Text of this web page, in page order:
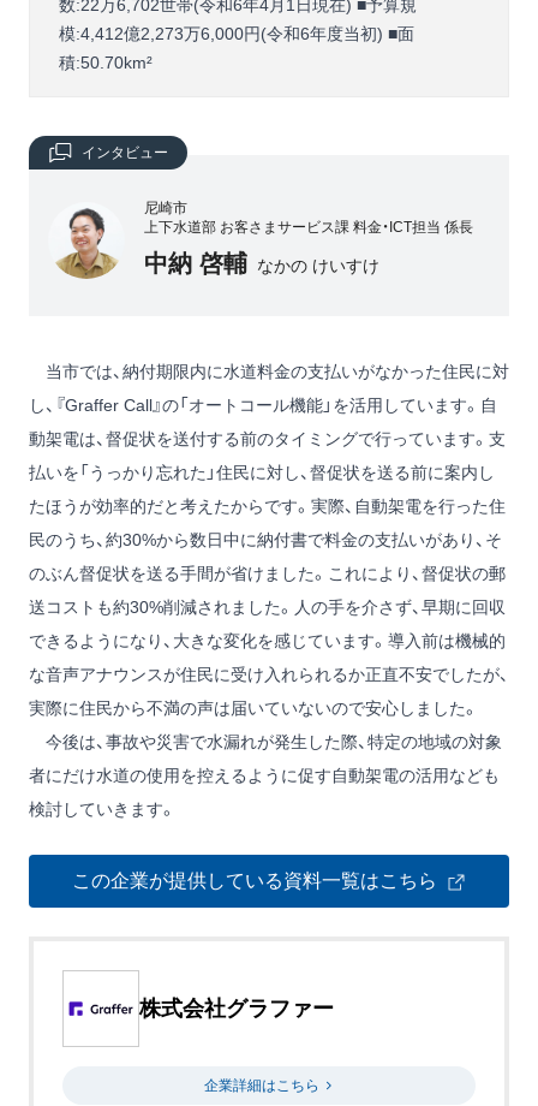
数:22万6,702世帯(令和6年4月1日現在) ■予算規
模:4,412億2,273万6,000円(令和6年度当初) ■面
積:50.70km²
インタビュー
尼崎市
上下水道部 お客さまサービス課 料金・ICT担当 係長
中納 啓輔 なかの けいすけ
当市では、納付期限内に水道料金の支払いがなかった住民に対
し、『Graffer Call』の「オートコール機能」を活用しています。自
動架電は、督促状を送付する前のタイミングで行っています。支
払いを「うっかり忘れた」住民に対し、督促状を送る前に案内し
たほうが効率的だと考えたからです。実際、自動架電を行った住
民のうち、約30%から数日中に納付書で料金の支払いがあり、そ
のぶん督促状を送る手間が省けました。これにより、督促状の郵
送コストも約30%削減されました。人の手を介さず、早期に回収
できるようになり、大きな変化を感じています。導入前は機械的
な音声アナウンスが住民に受け入れられるか正直不安でしたが、
実際に住民から不満の声は届いていないので安心しました。
今後は、事故や災害で水漏れが発生した際、特定の地域の対象
者にだけ水道の使用を控えるように促す自動架電の活用なども
検討していきます。
この企業が提供している資料一覧はこちら
株式会社グラファー
企業詳細はこちら